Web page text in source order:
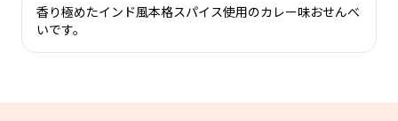
香り極めたインド風本格スパイス使用のカレー味おせんべ
いです。